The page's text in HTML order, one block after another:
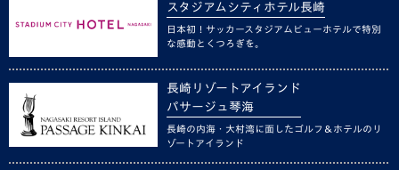
スタジアムシティホテル長崎
日本初！サッカースタジアムビューホテルで特別
な感動とくつろぎを。
長崎リゾートアイランド
パサージュ琴海
長崎の内海・大村湾に面したゴルフ＆ホテルのリ
ゾートアイランド